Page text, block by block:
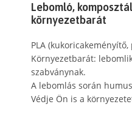
Lebomló,
környezetbarát
PLA
Környezetbarát:
szabványnak.
A lebomlás során
Védje Ön is a